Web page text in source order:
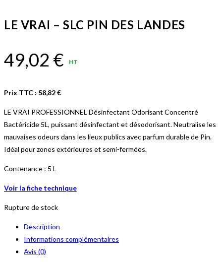
LE VRAI – SLC PIN DES LANDES
49,02 € HT
Prix TTC : 58,82€
LE VRAI PROFESSIONNEL Désinfectant Odorisant Concentré
Bactéricide 5L, puissant désinfectant et désodorisant. Neutralise les
mauvaises odeurs dans les lieux publics avec parfum durable de Pin.
Idéal pour zones extérieures et semi-fermées.
Contenance : 5 L
Voir la fiche technique
Rupture de stock
Description
Informations complémentaires
Avis (0)